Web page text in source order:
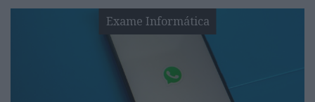
Exame Informática